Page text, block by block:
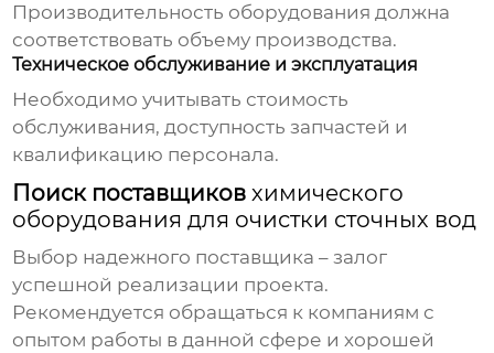
Производительность оборудования должна
соответствовать объему производства.
Техническое обслуживание и эксплуатация
Необходимо учитывать стоимость
обслуживания, доступность запчастей и
квалификацию персонала.
Поиск поставщиковхимического
оборудования для очистки сточных вод
Выбор надежного поставщика – залог
успешной реализации проекта.
Рекомендуется обращаться к компаниям с
опытом работы в данной сфере и хорошей